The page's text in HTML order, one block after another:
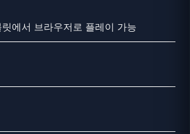
에서 브라우저로 플레이 가능